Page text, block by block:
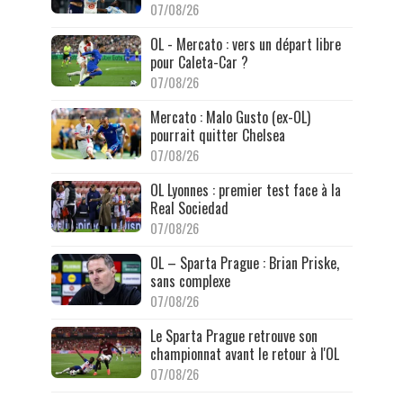
07/08/26
OL - Mercato : vers un départ libre
pour Caleta-Car ?
07/08/26
Mercato : Malo Gusto (ex-OL)
pourrait quitter Chelsea
07/08/26
OL Lyonnes : premier test face à la
Real Sociedad
07/08/26
OL – Sparta Prague : Brian Priske,
sans complexe
07/08/26
Le Sparta Prague retrouve son
championnat avant le retour à l'OL
07/08/26